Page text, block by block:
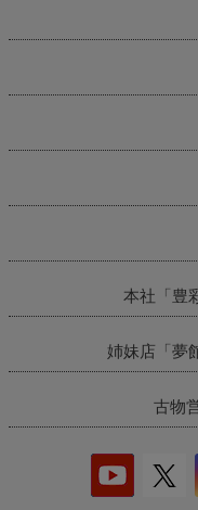
本社「豊
姉妹店「夢
古物